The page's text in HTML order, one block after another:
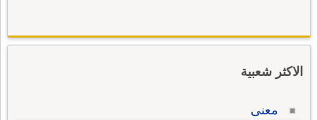
الاكثر شعبية
معنى